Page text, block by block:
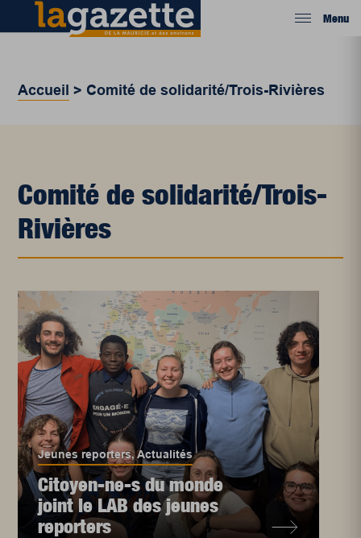
Menu
Accueil > Comité de solidarité/Trois-Rivières
Comité de solidarité/Trois-
Rivières
Jeunes reporters,Actualités
Citoyen-ne-s du monde
joint le LAB des jeunes
reporters